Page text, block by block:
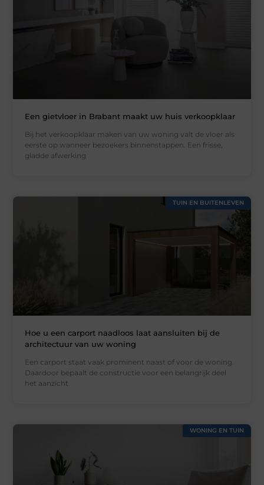
Een gietvloer in Brabant maakt uw huis verkoopklaar
Bij het verkoopklaar maken van uw woning valt de vloer als
eerste op wanneer bezoekers binnenstappen. Een frisse,
gladde afwerking
TUIN EN BUITENLEVEN
Hoe u een carport naadloos laat aansluiten bij de
architectuur van uw woning
Een carport staat vaak prominent naast of voor de woning.
Daardoor bepaalt de constructie voor een belangrijk deel
het aanzicht
WONING EN TUIN